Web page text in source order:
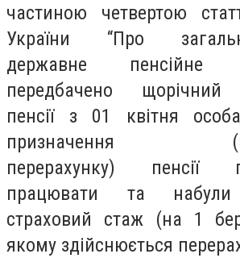
частиною четвертою
України “Про
державне пенсійне
передбачено щорічний
пенсії з 01 квітня
призначення
перерахунку) пенсії
працювати та набули
страховий стаж (на 1
якому здійснюється